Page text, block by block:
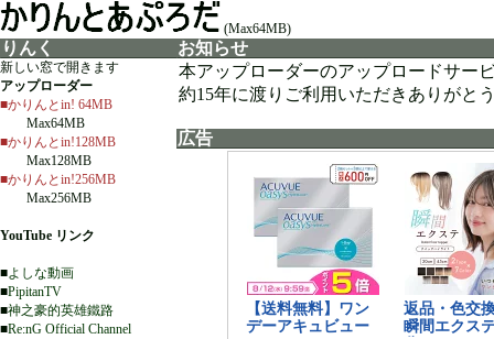
(Max64MB)
りんく
新しい窓で開きます
アップローダー
■かりんとin! 64MB
Max64MB
■かりんとin!128MB
Max128MB
■かりんとin!256MB
Max256MB
YouTube リンク
■よしな動画
■PipitanTV
■神之豪的英雄鐵路
■Re:nG Official Channel
お知らせ
本アップローダーのアップロードサー
約15年に渡りご利用いただきありがと
広告